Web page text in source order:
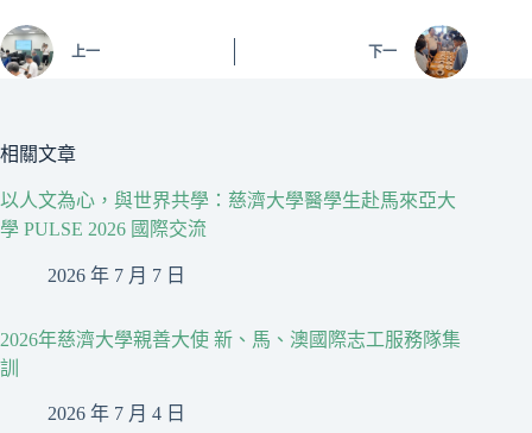
上一 下一
相關文章
以人文為心，與世界共學：慈濟大學醫學生赴馬來亞大
學 PULSE 2026 國際交流
2026 年 7 月 7 日
2026年慈濟大學親善大使 新、馬、澳國際志工服務隊集
訓
2026 年 7 月 4 日